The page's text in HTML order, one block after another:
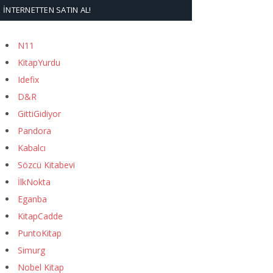
İNTERNETTEN SATIN AL!
N11
KitapYurdu
Idefix
D&R
GittiGidiyor
Pandora
Kabalcı
Sözcü Kitabevi
İlkNokta
Eganba
KitapCadde
PuntoKitap
Simurg
Nobel Kitap